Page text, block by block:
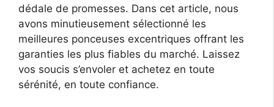
dédale de promesses. Dans cet article, nous
avons minutieusement sélectionné les
meilleures ponceuses excentriques offrant les
garanties les plus fiables du marché. Laissez
vos soucis s’envoler et achetez en toute
sérénité, en toute confiance.